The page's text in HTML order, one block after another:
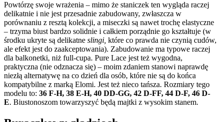
Powtórzę swoje wrażenia – mimo że staniczek ten wygląda raczej
delikatnie i nie jest przesadnie zabudowany, zwłaszcza w
porównaniu z resztą kolekcji, a miseczki są nawet trochę elastyczne
– trzyma biust bardzo solidnie i całkiem porządnie go kształtuje (w
środku ukryte są delikatne slingi, które co prawda nie czynią cudów,
ale efekt jest do zaakceptowania). Zabudowanie ma typowe raczej
dla balkonetki, niż full-cupa. Pure Lace jest też wygodna,
praktyczna (nie odznacza się) – moim zdaniem stanowi naprawdę
niezłą alternatywę na co dzień dla osób, które nie są do końca
kompatybilne z marką Elomi. Jest też nieco tańsza. Rozmiary tego
modelu to: 36 F-H, 38 E-H, 40 DD-GG, 42 D-FF, 44 D-F, 46 D-
E. Biustonoszom towarzyszyć będą majtki z wysokim stanem.